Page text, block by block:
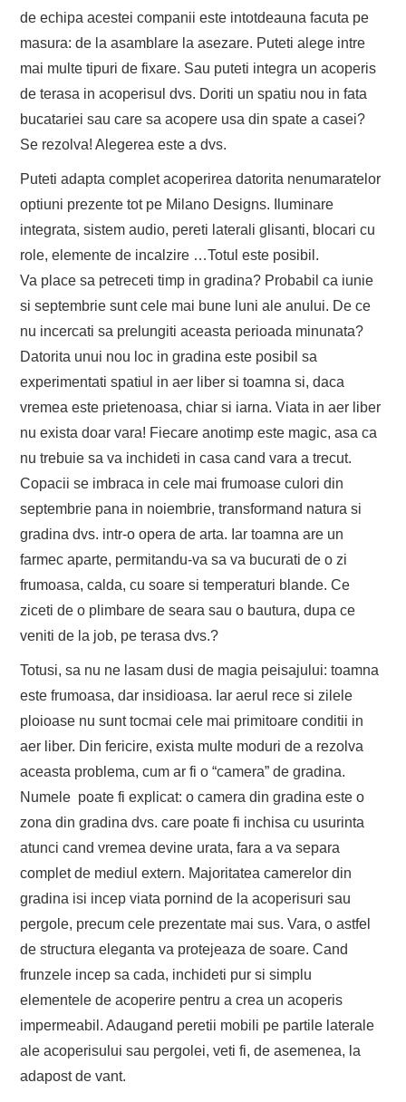
de echipa acestei companii este intotdeauna facuta pe
masura: de la asamblare la asezare. Puteti alege intre
mai multe tipuri de fixare. Sau puteti integra un acoperis
de terasa in acoperisul dvs. Doriti un spatiu nou in fata
bucatariei sau care sa acopere usa din spate a casei?
Se rezolva! Alegerea este a dvs.
Puteti adapta complet acoperirea datorita nenumaratelor
optiuni prezente tot pe Milano Designs. Iluminare
integrata, sistem audio, pereti laterali glisanti, blocari cu
role, elemente de incalzire …Totul este posibil.
Va place sa petreceti timp in gradina? Probabil ca iunie
si septembrie sunt cele mai bune luni ale anului. De ce
nu incercati sa prelungiti aceasta perioada minunata?
Datorita unui nou loc in gradina este posibil sa
experimentati spatiul in aer liber si toamna si, daca
vremea este prietenoasa, chiar si iarna. Viata in aer liber
nu exista doar vara! Fiecare anotimp este magic, asa ca
nu trebuie sa va inchideti in casa cand vara a trecut.
Copacii se imbraca in cele mai frumoase culori din
septembrie pana in noiembrie, transformand natura si
gradina dvs. intr-o opera de arta. Iar toamna are un
farmec aparte, permitandu-va sa va bucurati de o zi
frumoasa, calda, cu soare si temperaturi blande. Ce
ziceti de o plimbare de seara sau o bautura, dupa ce
veniti de la job, pe terasa dvs.?
Totusi, sa nu ne lasam dusi de magia peisajului: toamna
este frumoasa, dar insidioasa. Iar aerul rece si zilele
ploioase nu sunt tocmai cele mai primitoare conditii in
aer liber. Din fericire, exista multe moduri de a rezolva
aceasta problema, cum ar fi o “camera” de gradina.
Numele poate fi explicat: o camera din gradina este o
zona din gradina dvs. care poate fi inchisa cu usurinta
atunci cand vremea devine urata, fara a va separa
complet de mediul extern. Majoritatea camerelor din
gradina isi incep viata pornind de la acoperisuri sau
pergole, precum cele prezentate mai sus. Vara, o astfel
de structura eleganta va protejeaza de soare. Cand
frunzele incep sa cada, inchideti pur si simplu
elementele de acoperire pentru a crea un acoperis
impermeabil. Adaugand peretii mobili pe partile laterale
ale acoperisului sau pergolei, veti fi, de asemenea, la
adapost de vant.